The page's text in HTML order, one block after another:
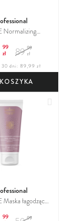
Normalizing
99
zł 89 99
zł
30 dni: 89,99 zł
łagodząco-
99
99